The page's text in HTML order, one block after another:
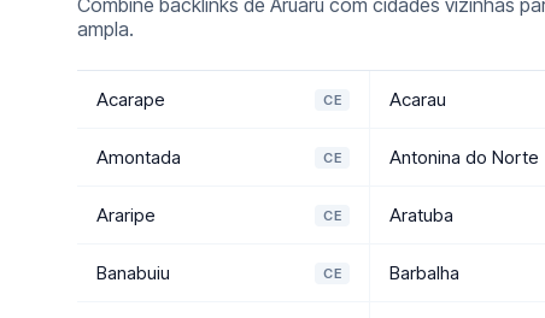
Combine backlinks de Aruaru com cidades vizinhas
ampla.
Acarape CE Acarau
Amontada CE Antonina do Norte
Araripe CE Aratuba
Banabuiu CE Barbalha